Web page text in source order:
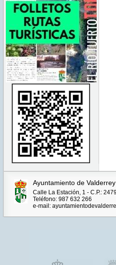
Ayuntamiento de Valderrey
Calle La Estación, 1 - C.P.:
Teléfono: 987 632 266
e-mail: